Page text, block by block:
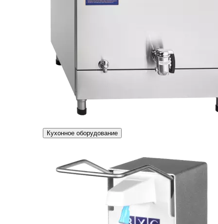
Кухонное оборудование